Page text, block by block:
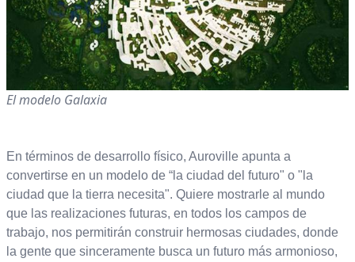
El modelo Galaxia
En términos de desarrollo físico, Auroville apunta a
convertirse en un modelo de “la ciudad del futuro" o "la
ciudad que la tierra necesita". Quiere mostrarle al mundo
que las realizaciones futuras, en todos los campos de
trabajo, nos permitirán construir hermosas ciudades, donde
la gente que sinceramente busca un futuro más armonioso,